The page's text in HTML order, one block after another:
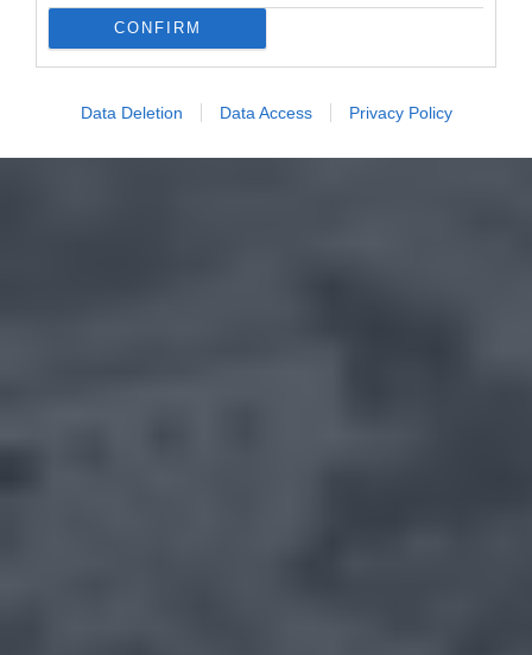
CONFIRM
Data Deletion Data Access Privacy Policy